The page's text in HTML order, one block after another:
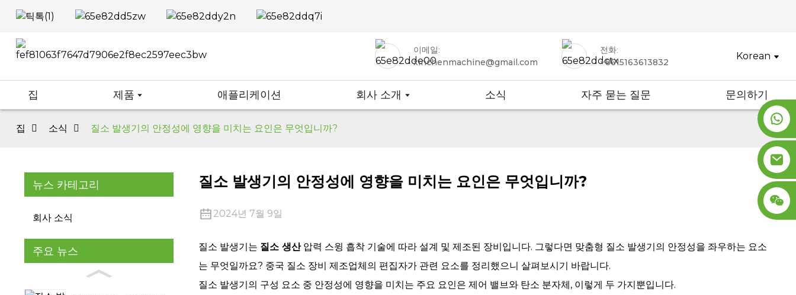
이메일:
xinchenmachine@gmail.com
전화:
+8615163613832
Korean
집 제품 애플리케이션 회사 소개 소식 자주 묻는 질문 문의하기
집 소식 질소 발생기의 안정성에 영향을 미치는 요인은 무엇입니까?
뉴스 카테고리
회사 소식
주요 뉴스
질소 발생기의 안정성에 영향을 미치는 요인은 무엇입니까?
2024년 7월 9일
질소 발생기는 질소 생산압력 스윙 흡착 기술에 따라 설계 및 제조된 장비입니다. 그렇다면 맞춤형 질소 발생기의 안정성을 좌우하는 요소
는 무엇일까요? 중국 질소 장비 제조업체의 편집자가 관련 요소를 정리했으니 살펴보시기 바랍니다.
질소 발생기의 구성 요소 중 안정성에 영향을 미치는 주요 요인은 제어 밸브와 탄소 분자체, 이렇게 두 가지뿐입니다.